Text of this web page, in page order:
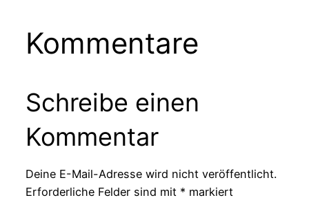
Kommentare
Schreibe einen
Kommentar
Deine E-Mail-Adresse wird nicht veröffentlicht.
Erforderliche Felder sind mit * markiert